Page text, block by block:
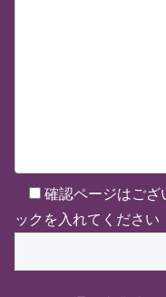
確認ページはござ
ックを入れてください